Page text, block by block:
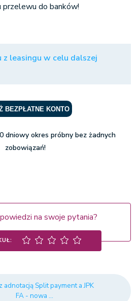
do banków!
z leasingu w celu dalszej
BEZPŁATNE KONTO
dniowy okres próbny bez żadnych
zobowiązań!
na swoje pytania?
adnotacją Split payment a JPK
FA - nowa ...